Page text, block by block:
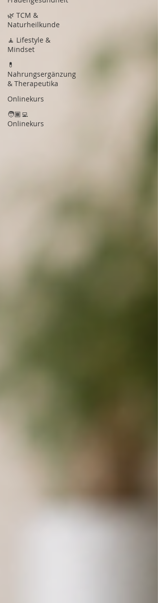
🌿 TCM &
Naturheilkunde
🧘 Lifestyle &
Mindset
💊
Nahrungsergänzung
& Therapeutika
Onlinekurs
🧑🏾‍💻
Onlinekurs